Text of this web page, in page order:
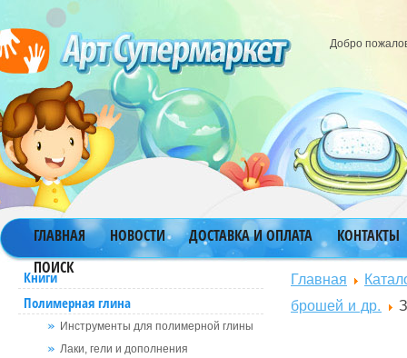
Добро
ГЛАВНАЯ НОВОСТИ ДОСТАВКА И ОПЛАТА
КОНТАКТЫ
ПОИСК
Книги
Полимерная глина
Инструменты для полимерной глины
Лаки, гели и дополнения
Главная
брошей и др.